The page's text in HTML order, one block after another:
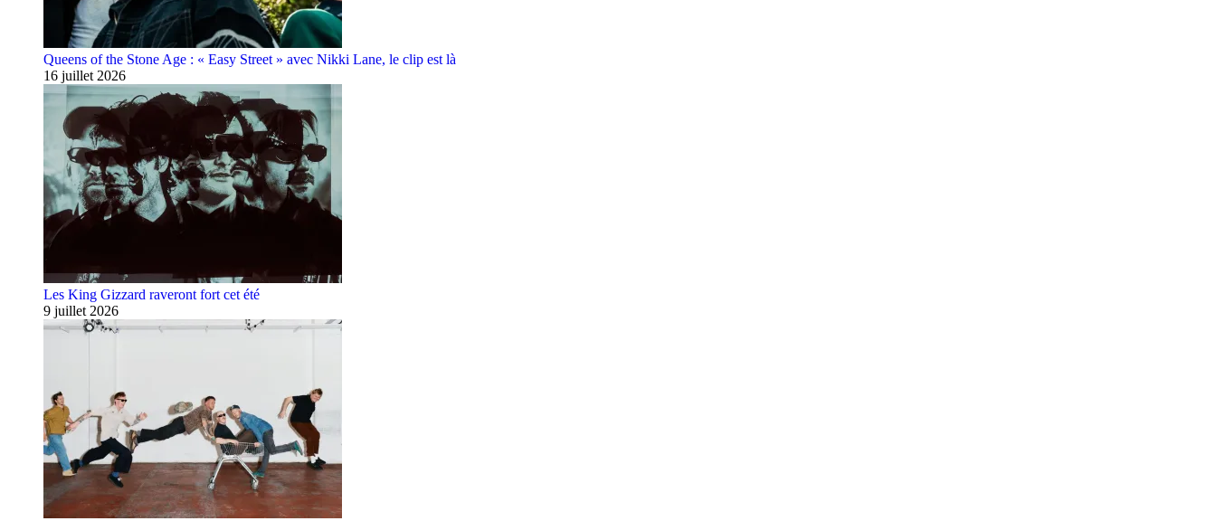
Queens of the Stone Age : « Easy Street » avec Nikki Lane, le clip est là
16 juillet 2026
Les King Gizzard raveront fort cet été
9 juillet 2026